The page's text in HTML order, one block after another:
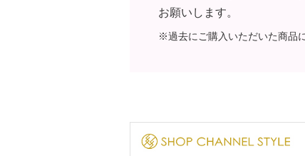
お願いします。
※過去にご購入いただいた商品